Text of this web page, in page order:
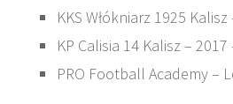
KKS Włókniarz 1925
KP Calisia 14 Kalisz –
PRO Football Academy –